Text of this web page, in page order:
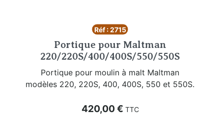
Réf : 2715
Portique pour Maltman
220/220S/400/400S/550/550S
Portique pour moulin à malt Maltman
modèles 220, 220S, 400, 400S, 550 et 550S.
Prix
420,00 € TTC